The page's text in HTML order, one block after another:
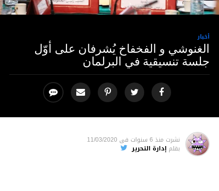
أخبار
الغنوشي و الفخفاخ يُشرفان على أوّل
جلسة تنسيقية في البرلمان
نشرت منذ 6 سنوات فى 11/03/2020
بقلم إدارة التحرير